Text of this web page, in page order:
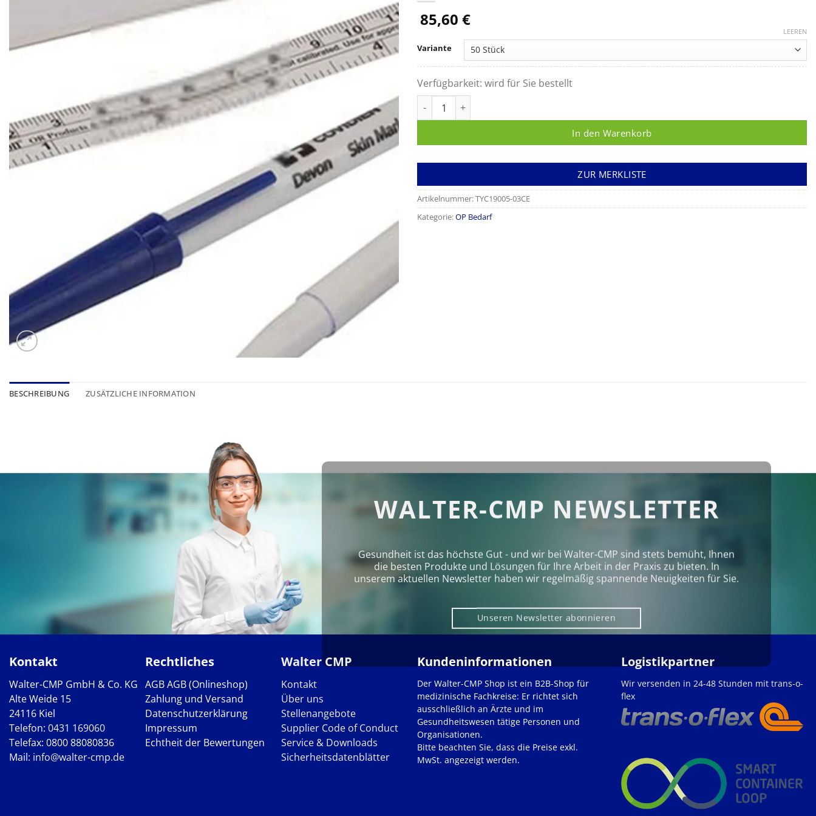
85,60 €
Variante
LEEREN
Verfügbarkeit: wird für Sie bestellt
In den Warenkorb
ZUR MERKLISTE
Artikelnummer:TYC19005-03CE
Kategorie:OP Bedarf
BESCHREIBUNG ZUSÄTZLICHE INFORMATION
WALTER-CMP NEWSLETTER
Gesundheit ist das höchste Gut - und wir bei Walter‑CMP sind stets bemüht, Ihnen
die besten Produkte und Lösungen für Ihre Arbeit in der Praxis zu bieten. In
unserem aktuellen Newsletter haben wir regelmäßig spannende Neuigkeiten für Sie.
Unseren Newsletter abonnieren
Kontakt
Walter-CMP GmbH & Co. KG
Alte Weide 15
24116 Kiel
Telefon: 0431 169060
Telefax: 0800 88080836
Mail: info@walter-cmp.de
Rechtliches
AGBAGB (Onlineshop)
Zahlung und Versand
Datenschutzerklärung
Impressum
Echtheit der Bewertungen
Walter CMP
Kontakt
Über uns
Stellenangebote
Supplier Code of Conduct
Service & Downloads
Sicherheitsdatenblätter
Kundeninformationen
Der Walter-CMP Shop ist ein B2B-Shop für
medizinische Fachkreise: Er richtet sich
ausschließlich an Ärzte und im
Gesundheitswesen tätige Personen und
Organisationen.
Bitte beachten Sie, dass die Preise exkl.
MwSt. angezeigt werden.
Logistikpartner
Wir versenden in 24-48 Stunden mit trans-o-
flex